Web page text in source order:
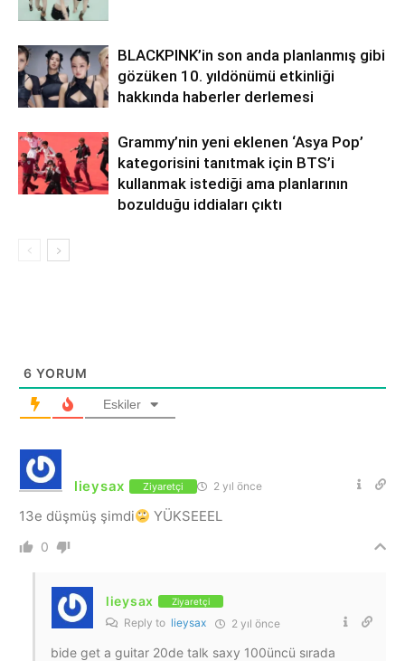
BLACKPINK’in son anda planlanmış gibi
gözüken 10. yıldönümü etkinliği
hakkında haberler derlemesi
Grammy’nin yeni eklenen ‘Asya Pop’
kategorisini tanıtmak için BTS’i
kullanmak istediği ama planlarının
bozulduğu iddiaları çıktı
6 YORUM
Eskiler
lieysax Ziyaretçi 2 yıl önce
13e düşmüş şimdi YÜKSEEEL
0
lieysax Ziyaretçi
Reply to lieysax 2 yıl önce
bide get a guitar 20de talk saxy 100üncü sırada